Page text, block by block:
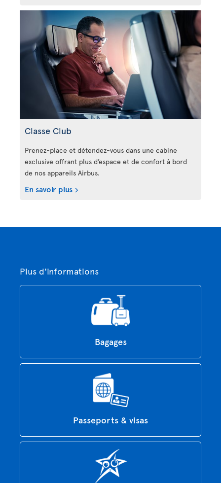
Classe Club
Prenez-place et détendez-vous dans une cabine
exclusive offrant plus d’espace et de confort à bord
de nos appareils Airbus.
En savoir plus
Plus d'informations
Bagages
Passeports & visas